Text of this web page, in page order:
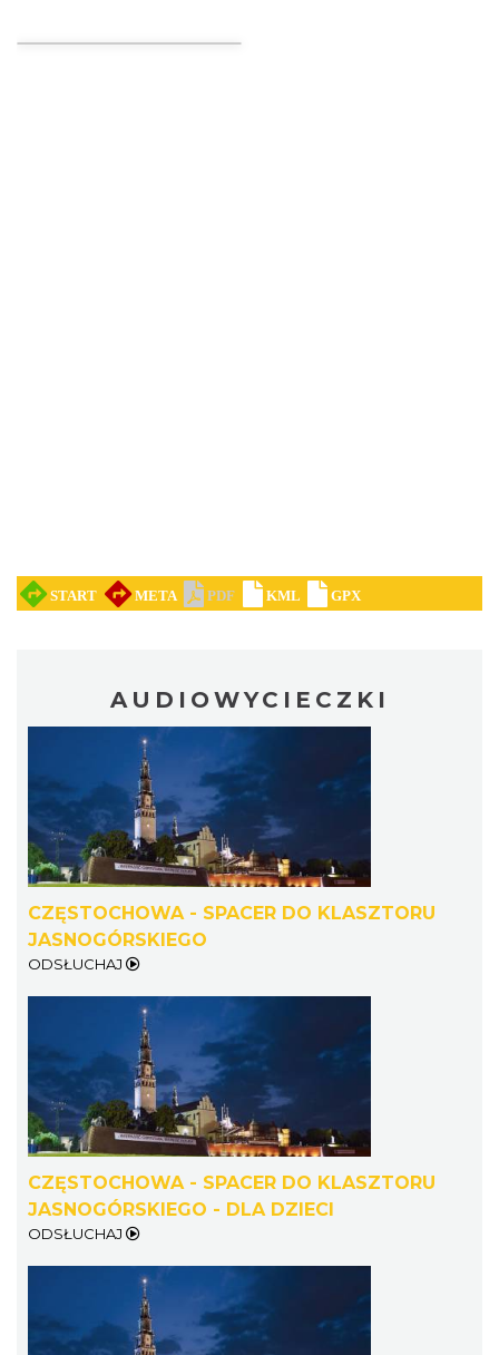
AUDIOWYCIECZKI
CZĘSTOCHOWA - SPACER DO KLASZTORU
JASNOGÓRSKIEGO
ODSŁUCHAJ
CZĘSTOCHOWA - SPACER DO KLASZTORU
JASNOGÓRSKIEGO - DLA DZIECI
ODSŁUCHAJ